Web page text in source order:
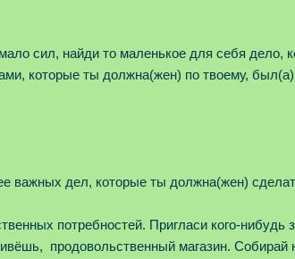
сил, найди то маленькое для себя дело,
которые ты должна(жен) по твоему,
важных дел, которые ты должна(жен)
потребностей. Пригласи кого-нибудь
продовольственный магазин. Собирай